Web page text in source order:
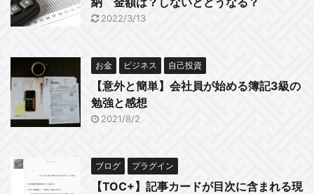
2022/3/13
お金 ビジネス 自己投資
【意外と簡単】会社員が始める簿記3級の
勉強と感想
2021/8/2
ブログ プラグイン
【TOC+】記事カードが目次に含まれる現